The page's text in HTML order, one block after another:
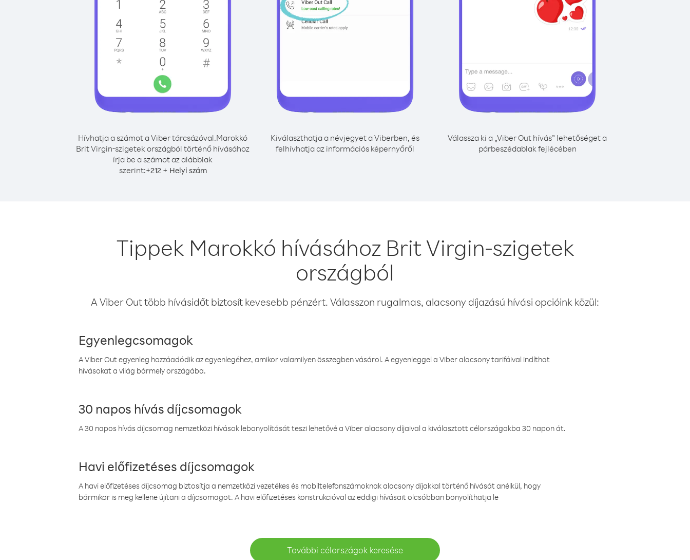
Hívhatja a számot a Viber tárcsázóval.Marokkó
Brit Virgin-szigetek országból történő hívásához
írja be a számot az alábbiak
szerint:+212+ Helyi szám
Kiválaszthatja a névjegyet a Viberben, és
felhívhatja az információs képernyőről
Válassza ki a „Viber Out hívás” lehetőséget a
párbeszédablak fejlécében
Tippek Marokkó hívásához Brit Virgin-szigetek
országból
A Viber Out több hívásidőt biztosít kevesebb pénzért. Válasszon rugalmas, alacsony díjazású hívási opcióink közül:
Egyenlegcsomagok
A Viber Out egyenleg hozzáadódik az egyenlegéhez, amikor valamilyen összegben vásárol. A egyenleggel a Viber alacsony tarifáival indíthat
hívásokat a világ bármely országába.
30 napos hívás díjcsomagok
A 30 napos hívás díjcsomag nemzetközi hívások lebonyolítását teszi lehetővé a Viber alacsony díjaival a kiválasztott célországokba 30 napon át.
Havi előfizetéses díjcsomagok
A havi előfizetéses díjcsomag biztosítja a nemzetközi vezetékes és mobiltelefonszámoknak alacsony díjakkal történő hívását anélkül, hogy
bármikor is meg kellene újítani a díjcsomagot. A havi előfizetéses konstrukcióval az eddigi hívásait olcsóbban bonyolíthatja le
További célországok keresése